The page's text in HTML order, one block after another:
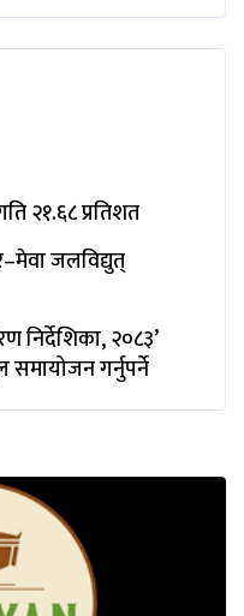
२१.६८ प्रतिशत
जलविद्युत्
निर्देशिका, २०८३’
गर्नुपर्ने